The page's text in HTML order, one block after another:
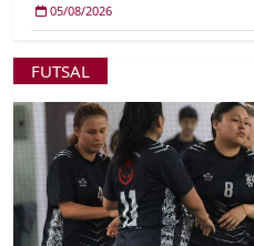
05/08/2026
FUTSAL